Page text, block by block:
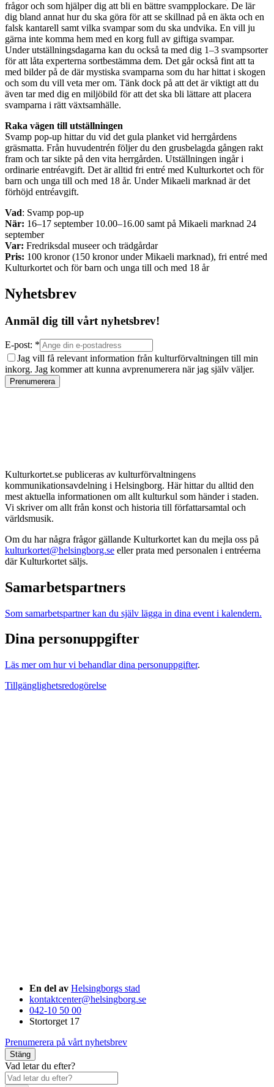
frågor och som hjälper dig att bli en bättre svampplockare. De lär
dig bland annat hur du ska göra för att se skillnad på en äkta och en
falsk kantarell samt vilka svampar som du ska undvika. En vill ju
gärna inte komma hem med en korg full av giftiga svampar.
Under utställningsdagarna kan du också ta med dig 1–3 svampsorter
för att låta experterna sortbestämma dem. Det går också fint att ta
med bilder på de där mystiska svamparna som du har hittat i skogen
och som du vill veta mer om. Tänk dock på att det är viktigt att du
även tar med dig en miljöbild för att det ska bli lättare att placera
svamparna i rätt växtsamhälle.
Raka vägen till utställningen
Svamp pop-up hittar du vid det gula planket vid herrgårdens
gräsmatta. Från huvudentrén följer du den grusbelagda gången rakt
fram och tar sikte på den vita herrgården. Utställningen ingår i
ordinarie entréavgift. Det är alltid fri entré med Kulturkortet och för
barn och unga till och med 18 år. Under Mikaeli marknad är det
förhöjd entréavgift.
Vad: Svamp pop-up
När: 16–17 september 10.00–16.00 samt på Mikaeli marknad 24
september
Var: Fredriksdal museer och trädgårdar
Pris: 100 kronor (150 kronor under Mikaeli marknad), fri entré med
Kulturkortet och för barn och unga till och med 18 år
Nyhetsbrev
Anmäl dig till vårt nyhetsbrev!
E-post: *
Jag vill få relevant information från kulturförvaltningen till min
inkorg. Jag kommer att kunna avprenumerera när jag själv väljer.
Prenumerera
Kulturkortet.se publiceras av kulturförvaltningens
kommunikationsavdelning i Helsingborg. Här hittar du alltid den
mest aktuella informationen om allt kulturkul som händer i staden.
Vi skriver om allt från konst och historia till författarsamtal och
världsmusik.
Om du har några frågor gällande Kulturkortet kan du mejla oss på
kulturkortet@helsingborg.se eller prata med personalen i entréerna
där Kulturkortet säljs.
Samarbetspartners
Som samarbetspartner kan du själv lägga in dina event i kalendern.
Dina personuppgifter
Läs mer om hur vi behandlar dina personuppgifter.
Tillgänglighetsredogörelse
En del av Helsingborgs stad
kontaktcenter@helsingborg.se
042-10 50 00
Stortorget 17
Prenumerera på vårt nyhetsbrev
Stäng
Vad letar du efter?